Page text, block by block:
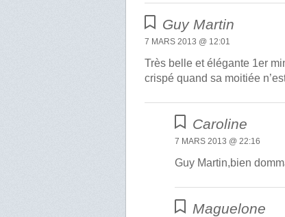
Guy Martin
7 MARS 2013 @ 12:01
Très belle et élégante 1er
crispé quand sa moitiée
Caroline
7 MARS 2013 @ 22:16
Guy Martin,bien
Maguelone